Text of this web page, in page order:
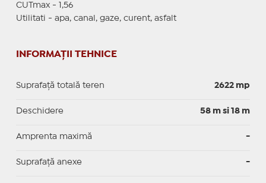
CUTmax - 1,56
Utilitati - apa, canal, gaze, curent, asfalt
INFORMAȚII TEHNICE
Suprafață totală teren 2622 mp
Deschidere 58 m si 18 m
Amprenta maximă -
Suprafață anexe -